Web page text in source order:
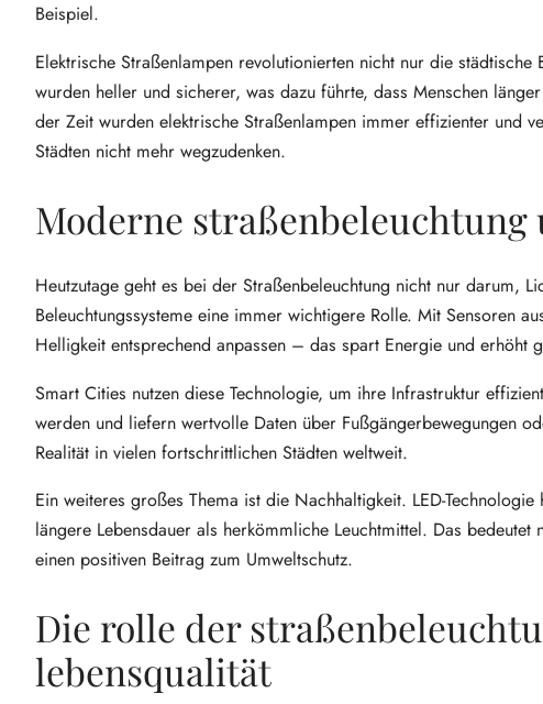
Beispiel.
Elektrische Straßenlampen revolutionierten nicht nur die
wurden heller und sicherer, was dazu führte, dass Menschen
der Zeit wurden elektrische Straßenlampen immer effizienter und
Städten nicht mehr wegzudenken.
Moderne
Heutzutage geht es bei der Straßenbeleuchtung nicht nur darum,
Beleuchtungssysteme eine immer wichtigere Rolle. Mit Sensoren
Helligkeit entsprechend anpassen – das spart Energie und erhöht
Smart Cities nutzen diese Technologie, um ihre Infrastruktur
werden und liefern wertvolle Daten über Fußgängerbewegungen
Realität in vielen fortschrittlichen Städten weltweit.
Ein weiteres großes Thema ist die Nachhaltigkeit. LED-
längere Lebensdauer als herkömmliche Leuchtmittel. Das
einen positiven Beitrag zum Umweltschutz.
Die rolle der
lebensqualität